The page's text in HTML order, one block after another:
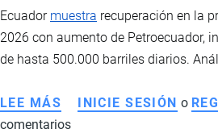
Ecuador muestra recuperación en la
2026 con aumento de Petroecuador,
de hasta 500.000 barriles diarios.
LEE MÁS SOBRE
PRODUCCIÓN
INICIE SESIÓN o
comentarios